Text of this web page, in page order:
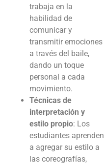
trabaja en la
habilidad de
comunicar y
transmitir emociones
a través del baile,
dando un toque
personal a cada
movimiento.
Técnicas de
interpretación y
estilo propio: Los
estudiantes aprenden
a agregar su estilo a
las coreografías,